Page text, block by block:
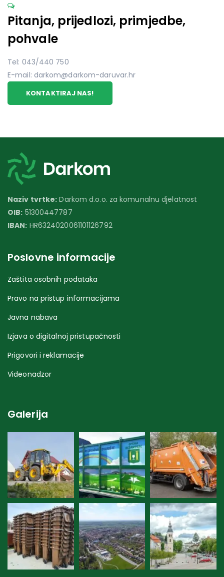
Pitanja, prijedlozi, primjedbe,
pohvale
Tel: 043/440 750
E-mail: darkom@darkom-daruvar.hr
KONTAKTIRAJ NAS!
Naziv tvrtke: Darkom d.o.o. za komunalnu djelatnost
OIB: 51300447787
IBAN: HR6324020061101126792
Poslovne informacije
Zaštita osobnih podataka
Pravo na pristup informacijama
Javna nabava
Izjava o digitalnoj pristupačnosti
Prigovori i reklamacije
Videonadzor
Galerija